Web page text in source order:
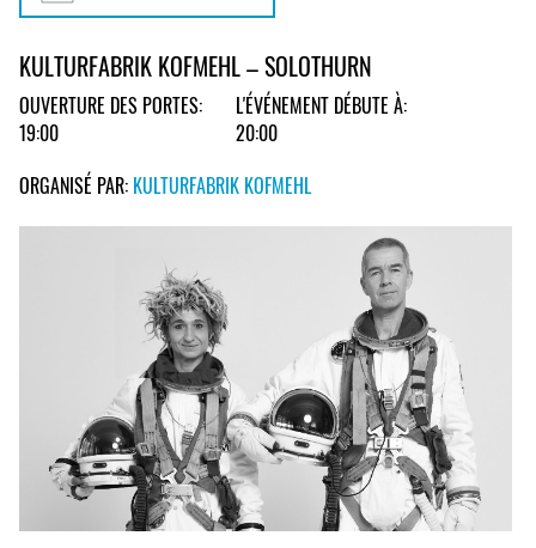
KULTURFABRIK KOFMEHL – SOLOTHURN
OUVERTURE DES PORTES:
19:00
L'ÉVÉNEMENT DÉBUTE À:
20:00
ORGANISÉ PAR: KULTURFABRIK KOFMEHL